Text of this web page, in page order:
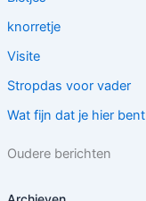
knorretje
Visite
Stropdas voor vader
Wat fijn dat je hier bent
Oudere berichten